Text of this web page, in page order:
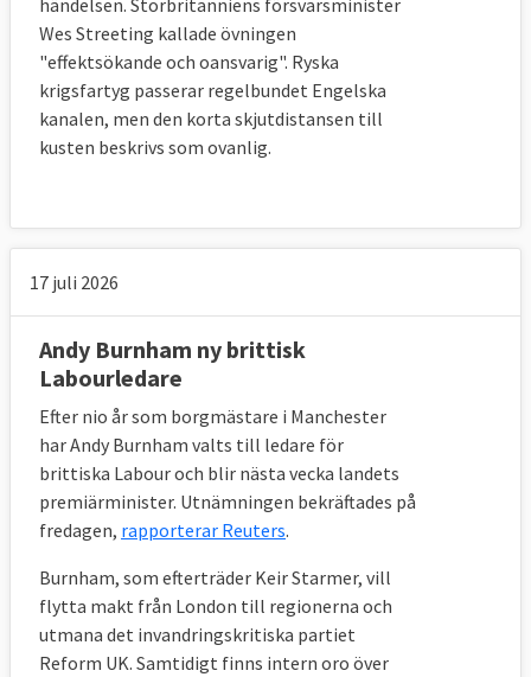
Wes Streeting kallade övningen
"effektsökande och oansvarig". Ryska
krigsfartyg passerar regelbundet Engelska
kanalen, men den korta skjutdistansen till
kusten beskrivs som ovanlig.
17 juli 2026
Andy Burnham ny brittisk
Labourledare
Efter nio år som borgmästare i Manchester
har Andy Burnham valts till ledare för
brittiska Labour och blir nästa vecka landets
premiärminister. Utnämningen bekräftades på
fredagen, rapporterar Reuters.
Burnham, som efterträder Keir Starmer, vill
flytta makt från London till regionerna och
utmana det invandringskritiska partiet
Reform UK. Samtidigt finns intern oro över